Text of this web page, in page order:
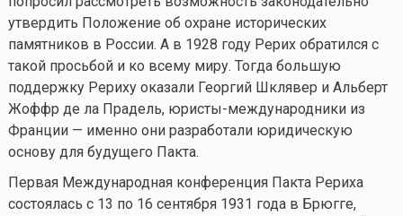
утвердить Положение об охране исторических
памятников в России. А в 1928 году Рерих обратился с
такой просьбой и ко всему миру. Тогда большую
поддержку Рериху оказали Георгий Шклявер и Альберт
Жоффр де ла Прадель, юристы-международники из
Франции — именно они разработали юридическую
основу для будущего Пакта.
Первая Международная конференция Пакта Рериха
состоялась с 13 по 16 сентября 1931 года в Брюгге,